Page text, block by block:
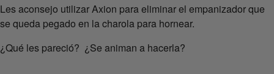
Les aconsejo utilizar Axion para eliminar el empanizador que
se queda pegado en la charola para hornear.
¿Qué les pareció? ¿Se animan a hacerla?